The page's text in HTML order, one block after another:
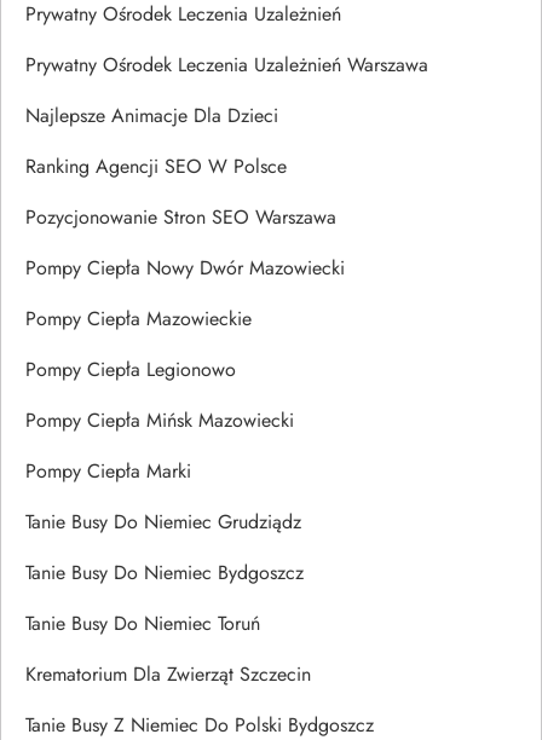
Prywatny Ośrodek Leczenia Uzależnień
Prywatny Ośrodek Leczenia Uzależnień Warszawa
Najlepsze Animacje Dla Dzieci
Ranking Agencji SEO W Polsce
Pozycjonowanie Stron SEO Warszawa
Pompy Ciepła Nowy Dwór Mazowiecki
Pompy Ciepła Mazowieckie
Pompy Ciepła Legionowo
Pompy Ciepła Mińsk Mazowiecki
Pompy Ciepła Marki
Tanie Busy Do Niemiec Grudziądz
Tanie Busy Do Niemiec Bydgoszcz
Tanie Busy Do Niemiec Toruń
Krematorium Dla Zwierząt Szczecin
Tanie Busy Z Niemiec Do Polski Bydgoszcz